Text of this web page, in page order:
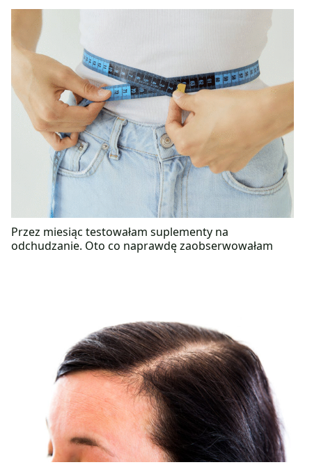
Przez miesiąc testowałam suplementy na
odchudzanie. Oto co naprawdę zaobserwowałam